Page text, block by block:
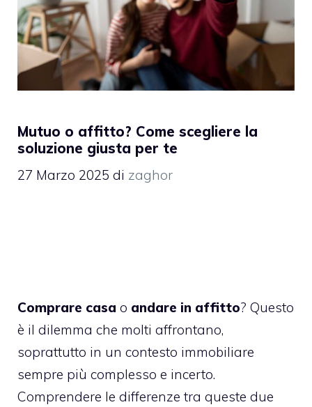
Mutuo o affitto? Come scegliere la
soluzione giusta per te
27 Marzo 2025 di zaghor
Comprare casa o andare in affitto? Questo
è il dilemma che molti affrontano,
soprattutto in un contesto immobiliare
sempre più complesso e incerto.
Comprendere le differenze tra queste due